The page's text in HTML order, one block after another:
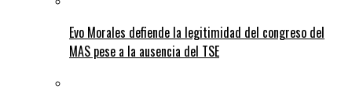
Evo Morales defiende la legitimidad del congreso del
MAS pese a la ausencia del TSE